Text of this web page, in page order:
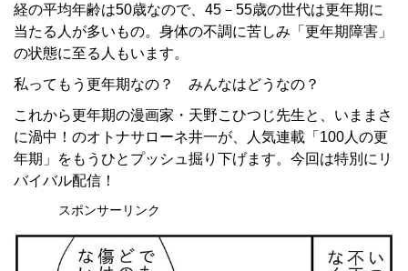
経の平均年齢は50歳なので、45－55歳の世代は更年期に
当たる人が多いもの。身体の不調に苦しみ「更年期障害」
の状態に至る人もいます。
私ってもう更年期なの？ みんなはどうなの？
これから更年期の漫画家・天野こひつじ先生と、いままさ
に渦中！のオトナサローネ井一が、人気連載「100人の更
年期」をもうひとプッシュ掘り下げます。今回は特別にリ
バイバル配信！
スポンサーリンク